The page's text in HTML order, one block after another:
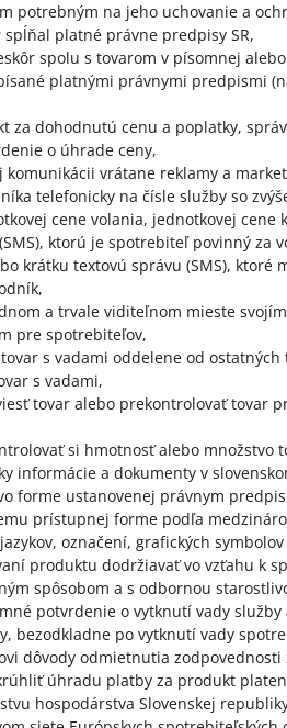
potrebným na jeho uchovanie a
platné právne predpisy SR,
spolu s tovarom v písomnej
platnými právnymi predpismi
za dohodnutú cenu a poplatky,
o úhrade ceny,
komunikácii vrátane reklamy a
telefonicky na čísle služby so
cene volania, jednotkovej
ktorú je spotrebiteľ povinný za
krátku textovú správu (SMS),
a trvale viditeľnom mieste
pre spotrebiteľov,
s vadami oddelene od
s vadami,
tovar alebo prekontrolovať tovar
si hmotnosť alebo množstvo
informácie a dokumenty v
forme ustanovenej právnym
prístupnej forme podľa
označení, grafických
produktu dodržiavať vo vzťahu k
spôsobom a s odbornou
potvrdenie o vytknutí vady
bezodkladne po vytknutí vady
dôvody odmietnutia
úhradu platby za produkt
hospodárstva Slovenskej